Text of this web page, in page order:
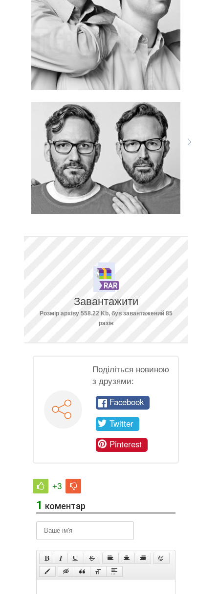
Завантажити
Розмір архіву 558.22 Kb, був завантажений 85
разів
Поділіться новиною
з друзями:
Facebook
Twitter
Pinterest
+3
1 коментар